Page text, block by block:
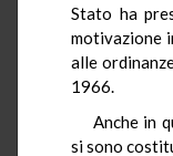
Stato ha
motivazione
alle
1966.
Anche in
si sono